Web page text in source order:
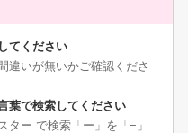
てください
違いが無いかご確認くださ
葉で検索してください
ー で検索「ー」を「−」